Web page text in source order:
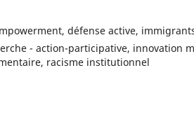
défense active,
- action-participative, innovation
racisme institutionnel